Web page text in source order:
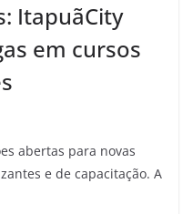
ItapuãCity
em cursos
abertas para novas
e de capacitação. A